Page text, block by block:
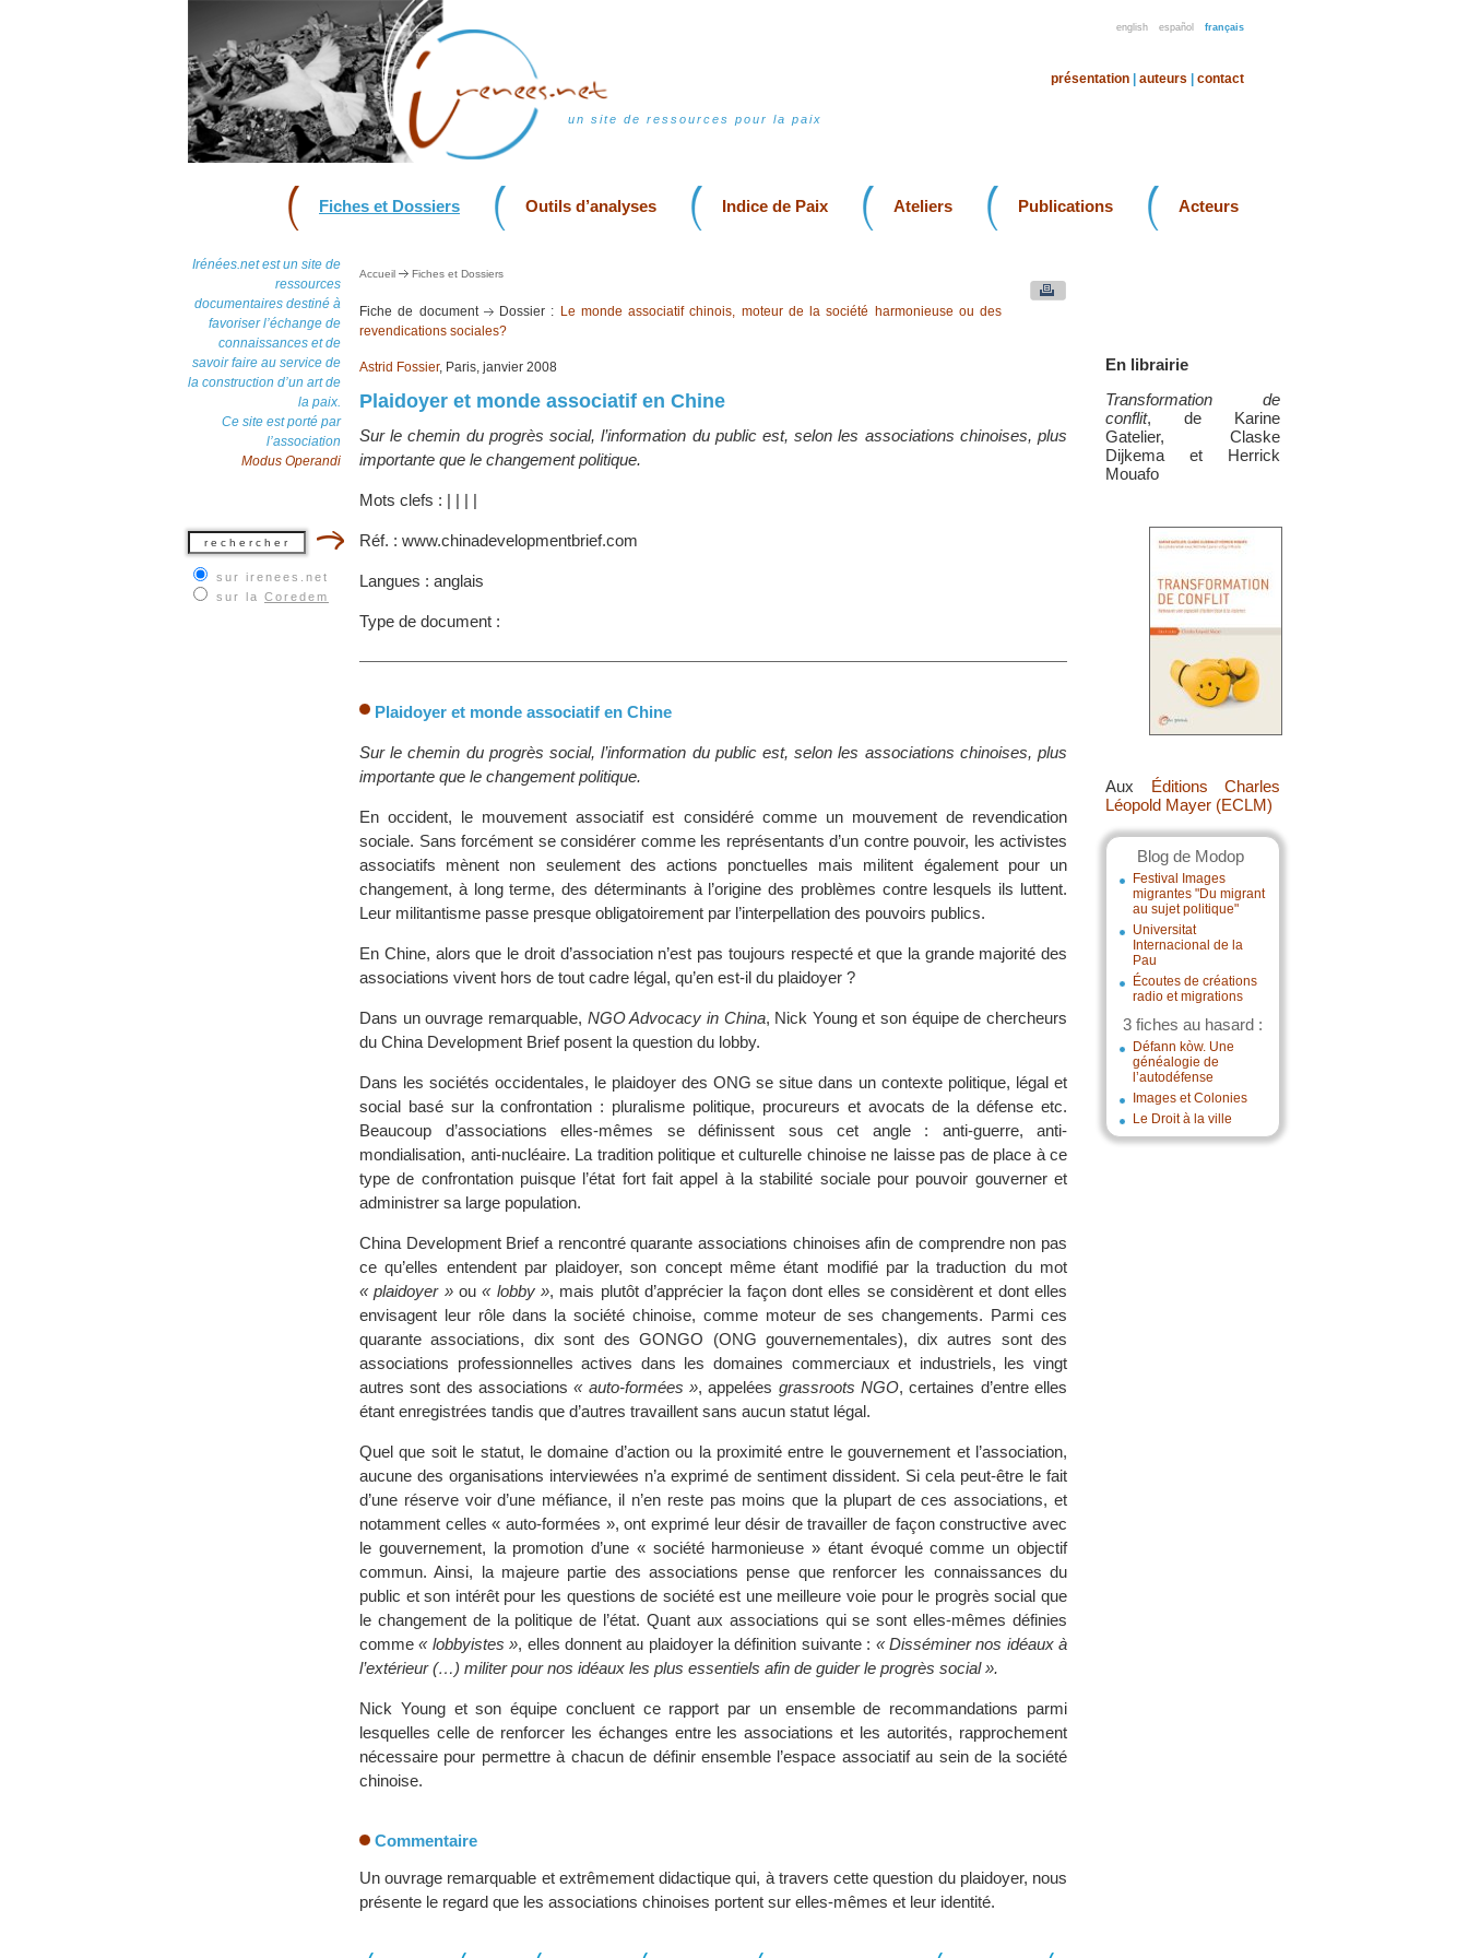
english español français
un site de ressources pour la paix
présentation auteurs contact
Fiches et Dossiers Outils d’analyses Indice de Paix Ateliers Publications Acteurs
Irénées.net est un site de
ressources
documentaires destiné à
favoriser l’échange de
connaissances et de
savoir faire au service de
la construction d’un art de
la paix.
Ce site est porté par
l’association
Modus Operandi
sur irenees.net
sur la Coredem
En librairie
Transformation de
conflit, de Karine
Gatelier, Claske
Dijkema et Herrick
Mouafo
Aux Éditions Charles
Léopold Mayer (ECLM)
Blog de Modop
Festival Images
migrantes "Du migrant
au sujet politique"
Universitat
Internacional de la
Pau
Écoutes de créations
radio et migrations
3 fiches au hasard :
Défann kòw. Une
généalogie de
l’autodéfense
Images et Colonies
Le Droit à la ville
Accueil Fiches et Dossiers
Fiche de document Dossier : Le monde associatif chinois, moteur de la société harmonieuse ou des
revendications sociales?
Astrid Fossier, Paris, janvier 2008
Plaidoyer et monde associatif en Chine
Sur le chemin du progrès social, l’information du public est, selon les associations chinoises, plus
importante que le changement politique.
Mots clefs : | | | |
Réf. : www.chinadevelopmentbrief.com
Langues : anglais
Type de document :
Plaidoyer et monde associatif en Chine
Sur le chemin du progrès social, l’information du public est, selon les associations chinoises, plus
importante que le changement politique.
En occident, le mouvement associatif est considéré comme un mouvement de revendication
sociale. Sans forcément se considérer comme les représentants d’un contre pouvoir, les activistes
associatifs mènent non seulement des actions ponctuelles mais militent également pour un
changement, à long terme, des déterminants à l’origine des problèmes contre lesquels ils luttent.
Leur militantisme passe presque obligatoirement par l’interpellation des pouvoirs publics.
En Chine, alors que le droit d’association n’est pas toujours respecté et que la grande majorité des
associations vivent hors de tout cadre légal, qu’en est-il du plaidoyer ?
Dans un ouvrage remarquable, NGO Advocacy in China, Nick Young et son équipe de chercheurs
du China Development Brief posent la question du lobby.
Dans les sociétés occidentales, le plaidoyer des ONG se situe dans un contexte politique, légal et
social basé sur la confrontation : pluralisme politique, procureurs et avocats de la défense etc.
Beaucoup d’associations elles-mêmes se définissent sous cet angle : anti-guerre, anti-
mondialisation, anti-nucléaire. La tradition politique et culturelle chinoise ne laisse pas de place à ce
type de confrontation puisque l’état fort fait appel à la stabilité sociale pour pouvoir gouverner et
administrer sa large population.
China Development Brief a rencontré quarante associations chinoises afin de comprendre non pas
ce qu’elles entendent par plaidoyer, son concept même étant modifié par la traduction du mot
« plaidoyer »ou« lobby », mais plutôt d’apprécier la façon dont elles se considèrent et dont elles
envisagent leur rôle dans la société chinoise, comme moteur de ses changements. Parmi ces
quarante associations, dix sont des GONGO (ONG gouvernementales), dix autres sont des
associations professionnelles actives dans les domaines commerciaux et industriels, les vingt
autres sont des associations« auto-formées », appelées grassroots NGO, certaines d’entre elles
étant enregistrées tandis que d’autres travaillent sans aucun statut légal.
Quel que soit le statut, le domaine d’action ou la proximité entre le gouvernement et l’association,
aucune des organisations interviewées n’a exprimé de sentiment dissident. Si cela peut-être le fait
d’une réserve voir d’une méfiance, il n’en reste pas moins que la plupart de ces associations, et
notamment celles « auto-formées », ont exprimé leur désir de travailler de façon constructive avec
le gouvernement, la promotion d’une « société harmonieuse » étant évoqué comme un objectif
commun. Ainsi, la majeure partie des associations pense que renforcer les connaissances du
public et son intérêt pour les questions de société est une meilleure voie pour le progrès social que
le changement de la politique de l’état. Quant aux associations qui se sont elles-mêmes définies
comme« lobbyistes », elles donnent au plaidoyer la définition suivante : « Disséminer nos idéaux à
l’extérieur (…) militer pour nos idéaux les plus essentiels afin de guider le progrès social ».
Nick Young et son équipe concluent ce rapport par un ensemble de recommandations parmi
lesquelles celle de renforcer les échanges entre les associations et les autorités, rapprochement
nécessaire pour permettre à chacun de définir ensemble l’espace associatif au sein de la société
chinoise.
Commentaire
Un ouvrage remarquable et extrêmement didactique qui, à travers cette question du plaidoyer, nous
présente le regard que les associations chinoises portent sur elles-mêmes et leur identité.